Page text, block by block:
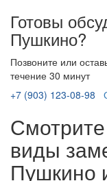
Готовы
Пушкино?
Позвоните или
течение 30 минут
+7 (903) 123-08-98
виды
Пушкино